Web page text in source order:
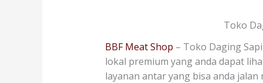
Toko
BBF Meat Shop – Toko Daging
lokal premium yang anda dapat
layanan antar yang bisa anda